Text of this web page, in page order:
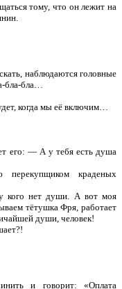
тому, что он лежит на
наблюдаются головные
бла-бла…
когда мы её включим…
его: — А у тебя есть душа
краденых
кого нет души. А вот моя
тётушка Фря, работает
души, человек!
и говорит: «Оплата